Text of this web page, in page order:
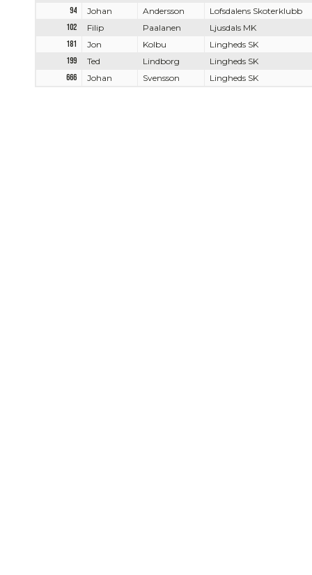
94
Johan Andersson
Lofsdalens Skoterklubb
102
Filip Paalanen
Ljusdals MK
181
Jon Kolbu
Lingheds SK
199
Ted Lindborg
Lingheds SK
666
Johan Svensson Lingheds SK